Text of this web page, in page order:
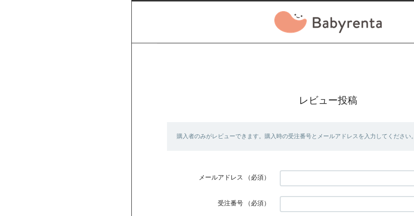
レビュー投稿
購入者のみがレビューできます。購入時の受注番号とメールアドレスを入力してください。
メールアドレス （必須）
受注番号 （必須）